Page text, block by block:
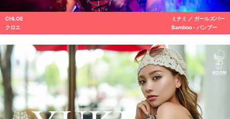
CHLOE
クロエ
ミナミ ／ ガールズバー
Bamboo - バンブー